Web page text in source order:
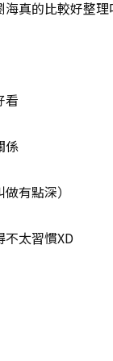
海真的比較好整理
看
係
有點深）
太習慣XD